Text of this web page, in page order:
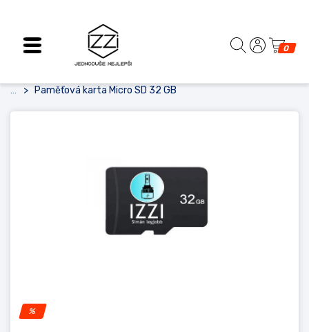
0
Paměťová karta Micro SD 32 GB
%